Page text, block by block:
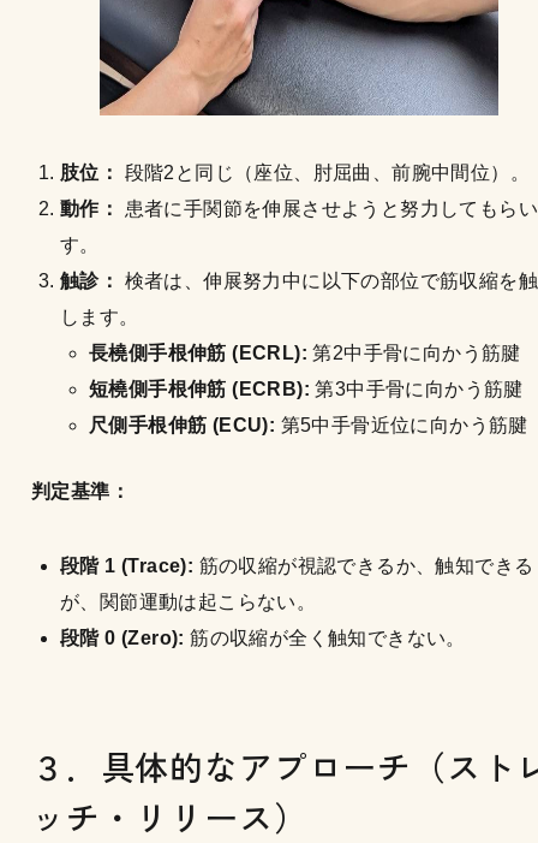
肢位：
段階2と同じ（座位、肘屈曲、前腕中間位）。
動作：
患者に手関節を伸展させようと努力してもら
す。
触診：
検者は、伸展努力中に以下の部位で筋収縮を
します。
長橈側手根伸筋 (ECRL): 第2中手骨に向かう筋腱
短橈側手根伸筋 (ECRB): 第3中手骨に向かう筋腱
尺側手根伸筋 (ECU): 第5中手骨近位に向かう筋腱
判定基準：
段階 1 (Trace): 筋の収縮が視認できるか、触知できる
が、関節運動は起こらない。
段階 0 (Zero): 筋の収縮が全く触知できない。
３．具体的なアプローチ（スト
ッチ・リリース）